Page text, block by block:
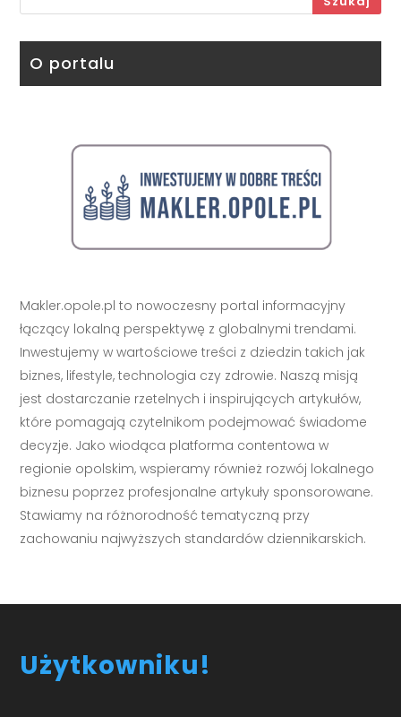
O portalu
Makler.opole.pl to nowoczesny portal informacyjny
łączący lokalną perspektywę z globalnymi trendami.
Inwestujemy w wartościowe treści z dziedzin takich jak
biznes, lifestyle, technologia czy zdrowie. Naszą misją
jest dostarczanie rzetelnych i inspirujących artykułów,
które pomagają czytelnikom podejmować świadome
decyzje. Jako wiodąca platforma contentowa w
regionie opolskim, wspieramy również rozwój lokalnego
biznesu poprzez profesjonalne artykuły sponsorowane.
Stawiamy na różnorodność tematyczną przy
zachowaniu najwyższych standardów dziennikarskich.
Użytkowniku!